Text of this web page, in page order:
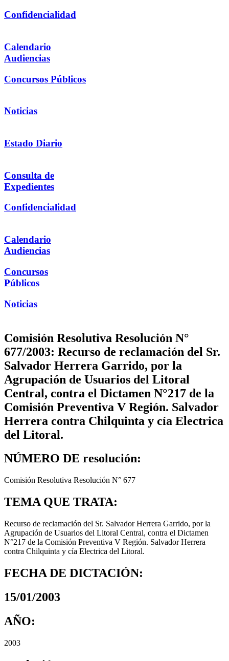
Confidencialidad
Calendario
Audiencias
Concursos Públicos
Noticias
Estado Diario
Consulta de
Expedientes
Confidencialidad
Calendario
Audiencias
Concursos
Públicos
Noticias
Comisión Resolutiva Resolución N°
677/2003: Recurso de reclamación del Sr.
Salvador Herrera Garrido, por la
Agrupación de Usuarios del Litoral
Central, contra el Dictamen N°217 de la
Comisión Preventiva V Región. Salvador
Herrera contra Chilquinta y cía Electrica
del Litoral.
NÚMERO DE resolución:
Comisión Resolutiva Resolución N° 677
TEMA QUE TRATA:
Recurso de reclamación del Sr. Salvador Herrera Garrido, por la
Agrupación de Usuarios del Litoral Central, contra el Dictamen
N°217 de la Comisión Preventiva V Región. Salvador Herrera
contra Chilquinta y cía Electrica del Litoral.
FECHA DE DICTACIÓN:
15/01/2003
AÑO:
2003